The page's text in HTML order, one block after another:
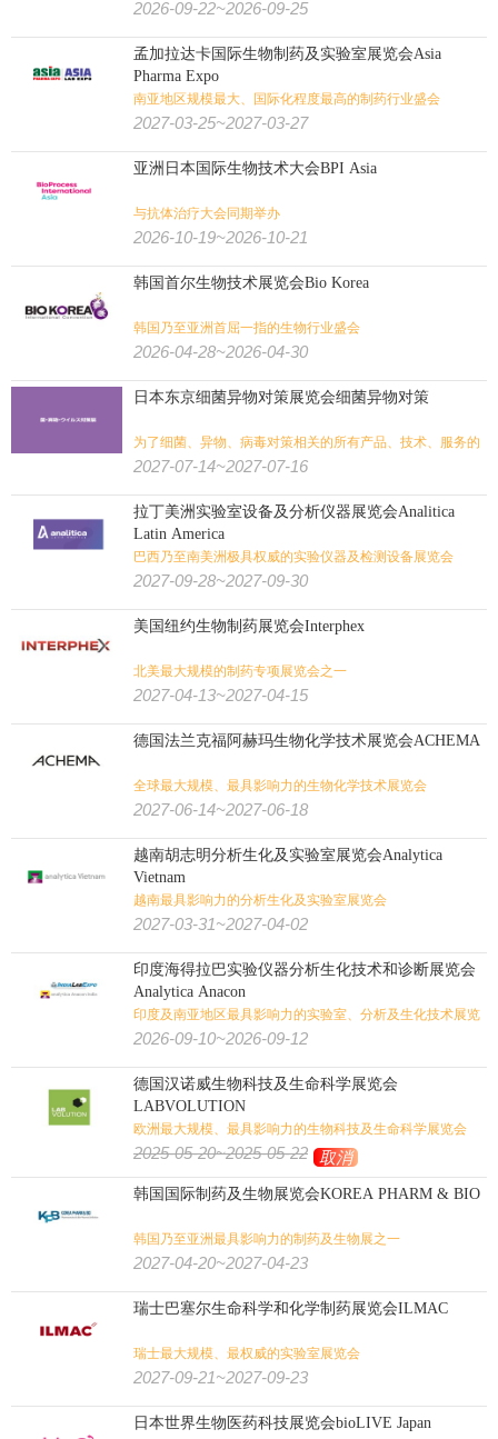
2026-09-22~2026-09-25
孟加拉达卡国际生物制药及实验室展览会Asia
Pharma Expo
南亚地区规模最大、国际化程度最高的制药行业盛会
2027-03-25~2027-03-27
亚洲日本国际生物技术大会BPI Asia
与抗体治疗大会同期举办
2026-10-19~2026-10-21
韩国首尔生物技术展览会Bio Korea
韩国乃至亚洲首屈一指的生物行业盛会
2026-04-28~2026-04-30
日本东京细菌异物对策展览会细菌异物对策
为了细菌、异物、病毒对策相关的所有产品、技术、服务的
专门展览会
2027-07-14~2027-07-16
拉丁美洲实验室设备及分析仪器展览会Analitica
Latin America
巴西乃至南美洲极具权威的实验仪器及检测设备展览会
2027-09-28~2027-09-30
美国纽约生物制药展览会Interphex
北美最大规模的制药专项展览会之一
2027-04-13~2027-04-15
德国法兰克福阿赫玛生物化学技术展览会ACHEMA
全球最大规模、最具影响力的生物化学技术展览会
2027-06-14~2027-06-18
越南胡志明分析生化及实验室展览会Analytica
Vietnam
越南最具影响力的分析生化及实验室展览会
2027-03-31~2027-04-02
印度海得拉巴实验仪器分析生化技术和诊断展览会
Analytica Anacon
印度及南亚地区最具影响力的实验室、分析及生化技术展览
会
2026-09-10~2026-09-12
德国汉诺威生物科技及生命科学展览会
LABVOLUTION
欧洲最大规模、最具影响力的生物科技及生命科学展览会
2025-05-20~2025-05-22 取消
韩国国际制药及生物展览会KOREA PHARM & BIO
韩国乃至亚洲最具影响力的制药及生物展之一
2027-04-20~2027-04-23
瑞士巴塞尔生命科学和化学制药展览会ILMAC
瑞士最大规模、最权威的实验室展览会
2027-09-21~2027-09-23
日本世界生物医药科技展览会bioLIVE Japan